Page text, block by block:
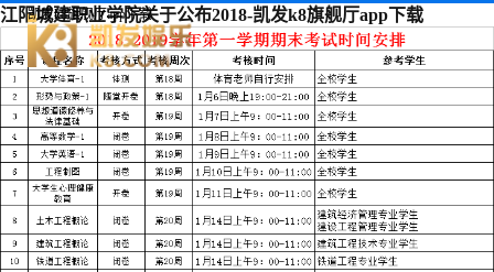
江阳城建职业学院关于公布2018-凯发k8旗舰厅app下载
凯发k8旗舰厅app下载